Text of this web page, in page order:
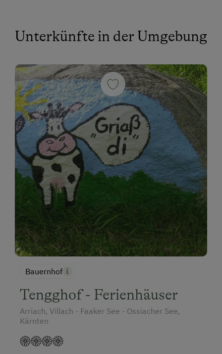
Unterkünfte in der Umgebung
Bauernhof
Tengghof - Ferienhäuser
Arriach, Villach - Faaker See - Ossiacher See,
Kärnten